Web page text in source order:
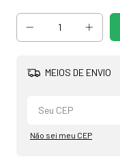
MEIOS DE ENVIO
Não sei meu CEP